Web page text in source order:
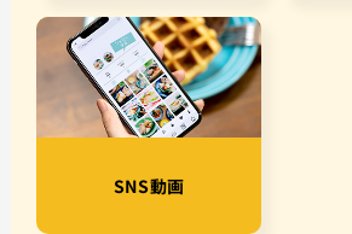
SNS動画